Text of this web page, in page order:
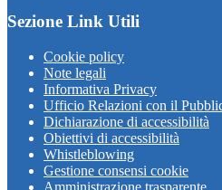
Sezione Link Utili
Cookie policy
Note legali
Informativa Privacy
Ufficio Relazioni con il
Dichiarazione di accessibilità
Obiettivi di accessibilità
Whistleblowing
Gestione consensi cookie
Amministrazione trasparente